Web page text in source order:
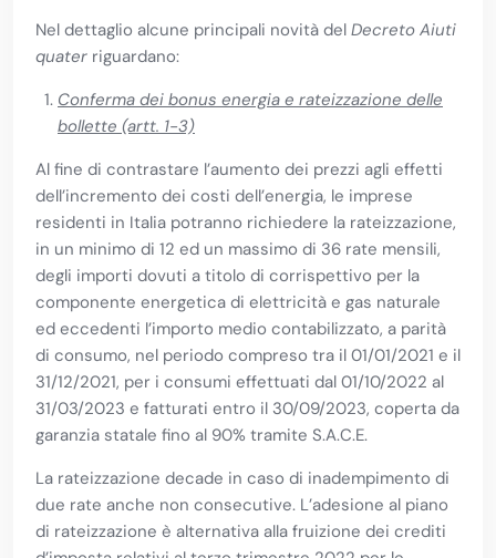
Nel dettaglio alcune principali novità del Decreto Aiuti
quater riguardano:
Conferma dei bonus energia e rateizzazione delle
bollette (artt. 1-3)
Al fine di contrastare l’aumento dei prezzi agli effetti
dell’incremento dei costi dell’energia, le imprese
residenti in Italia potranno richiedere la rateizzazione,
in un minimo di 12 ed un massimo di 36 rate mensili,
degli importi dovuti a titolo di corrispettivo per la
componente energetica di elettricità e gas naturale
ed eccedenti l’importo medio contabilizzato, a parità
di consumo, nel periodo compreso tra il 01/01/2021 e il
31/12/2021, per i consumi effettuati dal 01/10/2022 al
31/03/2023 e fatturati entro il 30/09/2023, coperta da
garanzia statale fino al 90% tramite S.A.C.E.
La rateizzazione decade in caso di inadempimento di
due rate anche non consecutive. L’adesione al piano
di rateizzazione è alternativa alla fruizione dei crediti